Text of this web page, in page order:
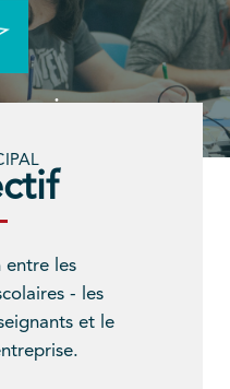
entre les
- les
et le